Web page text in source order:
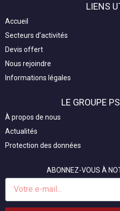
e
LIENS
Accueil
Secteurs d’activités
Devis offert
Nous rejoindre
Informations légales
LE GROUPE
À propos de nous
Actualités
Protection des données
ABONNEZ-VOUS À
E-
mail